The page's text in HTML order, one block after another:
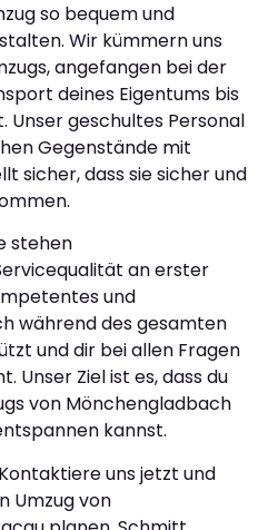
so bequem und
Wir kümmern uns
angefangen bei der
deines Eigentums bis
Unser geschultes Personal
Gegenstände mit
sicher, dass sie sicher und
stehen
an erster
und
während des gesamten
und dir bei allen Fragen
Unser Ziel ist es, dass du
von Mönchengladbach
kannst.
uns jetzt und
Umzug von